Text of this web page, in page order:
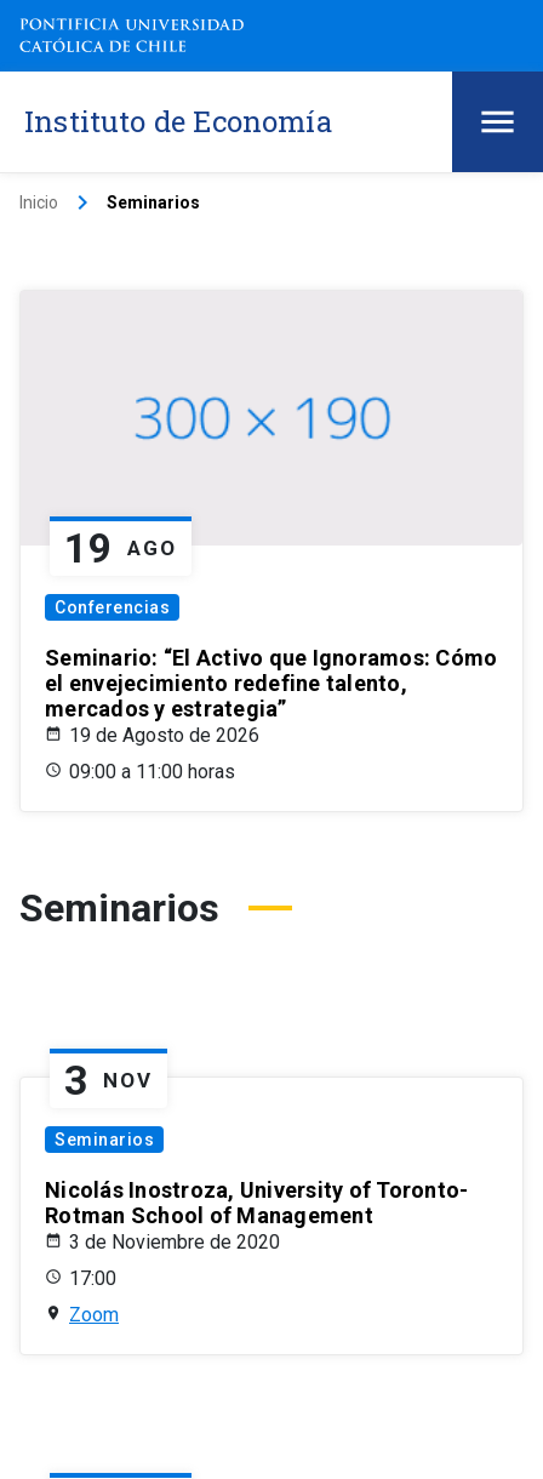
Instituto de Economía
Inicio keyboard_arrow_right Seminarios
19 AGO
Conferencias
Seminario: “El Activo que Ignoramos: Cómo
el envejecimiento redefine talento,
mercados y estrategia”
19 de Agosto de 2026
09:00 a 11:00 horas
Seminarios
3 NOV
Seminarios
Nicolás Inostroza, University of Toronto-
Rotman School of Management
3 de Noviembre de 2020
17:00
Zoom